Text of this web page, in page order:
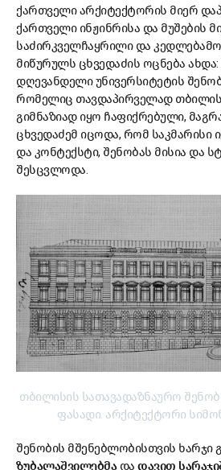
ქართველი არქიტექტორის მიერ
ქართველი ინჟინრისა და მუშების
საძირკველჩაყრილი და
მიწურულს ცხვედაძის ოცნება ახდა:
დღევანდელი უნივერსიტეტის
რომელიც თავდაპირველად
გიმნაზიად იყო ჩაფიქრებული,
ცხვედაძემ იცოდა, რომ საკმარისი
და კონტექსტი, შენობას მისია და
შესცვლოდა.
თბილისის სათავადაზნაურო
ფასადი. არქიტექტორი
შენობის მშენებლობისთვის ხარჯი
ზუბალაშვილებმადა დავით